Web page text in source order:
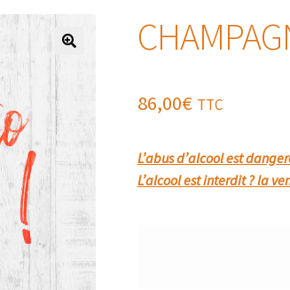
86,00€ TTC
L’abus d’alcool est
L’alcool est interdit ? la